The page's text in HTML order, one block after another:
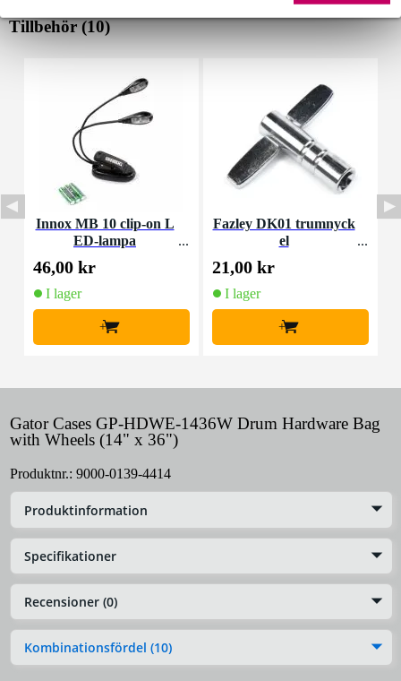
Tillbehör (10)
Innox MB 10 clip-on L
ED-lampa
46,00 kr
I lager
+
Fazley DK01 trumnyck
el
21,00 kr
I lager
+
Gator Cases GP-HDWE-1436W Drum Hardware Bag
with Wheels (14" x 36")
Produktnr.: 9000-0139-4414
Produktinformation
Specifikationer
Recensioner (0)
Kombinationsfördel (10)